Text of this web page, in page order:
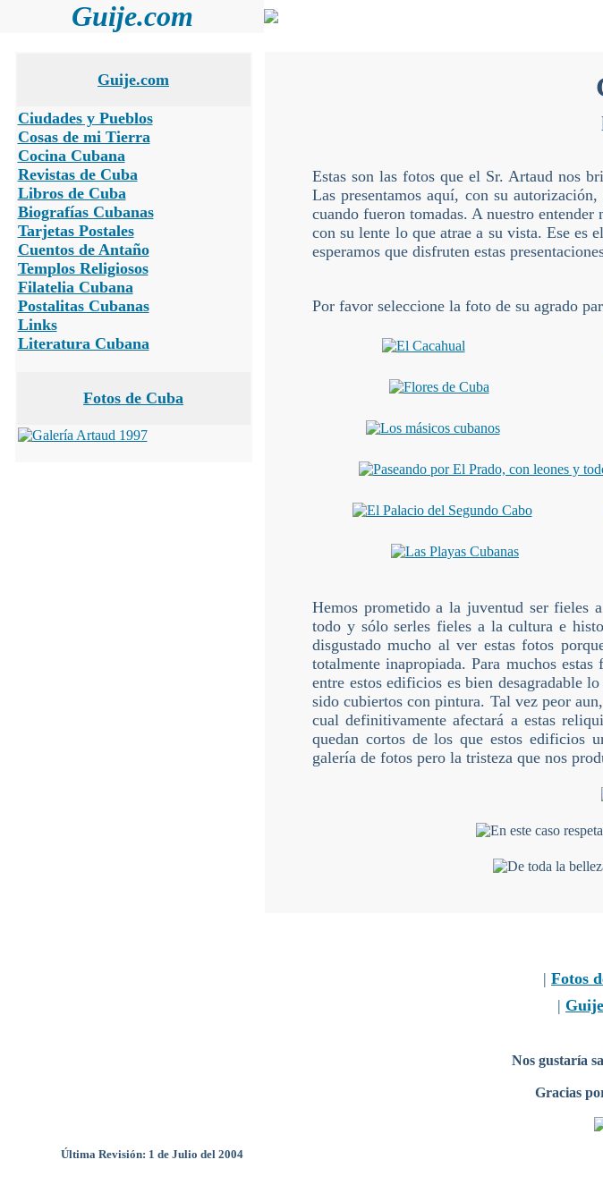
Guije.com
Guije.com
Ciudades y Pueblos
Cosas de mi Tierra
Cocina Cubana
Revistas de Cuba
Libros de Cuba
Biografías Cubanas
Tarjetas Postales
Cuentos de Antaño
Templos Religiosos
Filatelia Cubana
Postalitas Cubanas
Links
Literatura Cubana
Fotos de Cuba
Estas son las fotos que el Sr. Artaud nos
Las presentamos aquí, con su
cuando fueron tomadas. A nuestro
con su lente lo que atrae a su vista. Ese es
esperamos que disfruten estas
Por favor seleccione la foto de su agrado
Hemos prometido a la juventud ser fieles
todo y sólo serles fieles a la cultura e
disgustado mucho al ver estas fotos
totalmente inapropiada. Para muchos
entre estos edificios es bien desagradable
sido cubiertos con pintura. Tal vez peor
cual definitivamente afectará a estas
quedan cortos de los que estos edificios
galería de fotos pero la tristeza que nos
| Fotos
|
Nos gustaría
Gracias
Última Revisión: 1 de Julio del 2004